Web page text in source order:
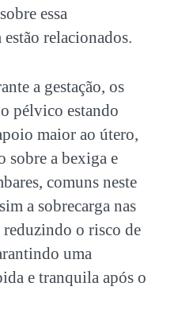
essa
relacionados.
a gestação, os
pélvico estando
maior ao útero,
sobre a bexiga e
comuns neste
a sobrecarga nas
reduzindo o risco de
uma
e tranquila após o